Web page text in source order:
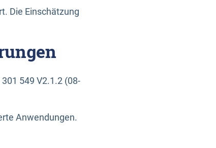
Die Einschätzung
549 V2.1.2 (08-
Anwendungen.